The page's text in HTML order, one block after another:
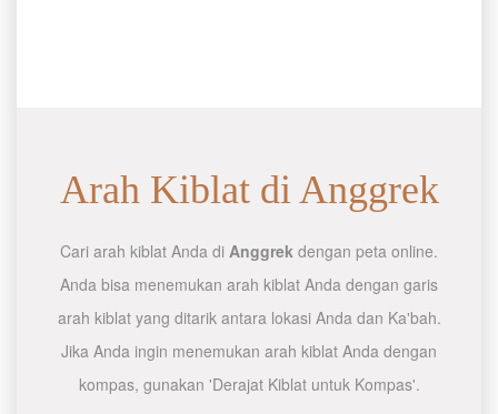
Arah Kiblat di Anggrek
Cari arah kiblat Anda di Anggrek dengan peta online.
Anda bisa menemukan arah kiblat Anda dengan garis
arah kiblat yang ditarik antara lokasi Anda dan Ka'bah.
Jika Anda ingin menemukan arah kiblat Anda dengan
kompas, gunakan 'Derajat Kiblat untuk Kompas'.